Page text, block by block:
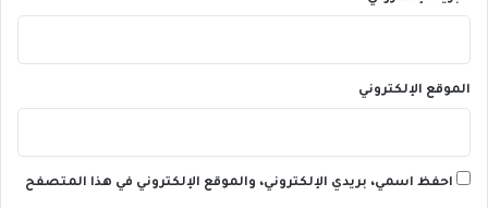
الموقع الإلكتروني
احفظ اسمي، بريدي الإلكتروني، والموقع الإلكتروني في هذا المتصفح